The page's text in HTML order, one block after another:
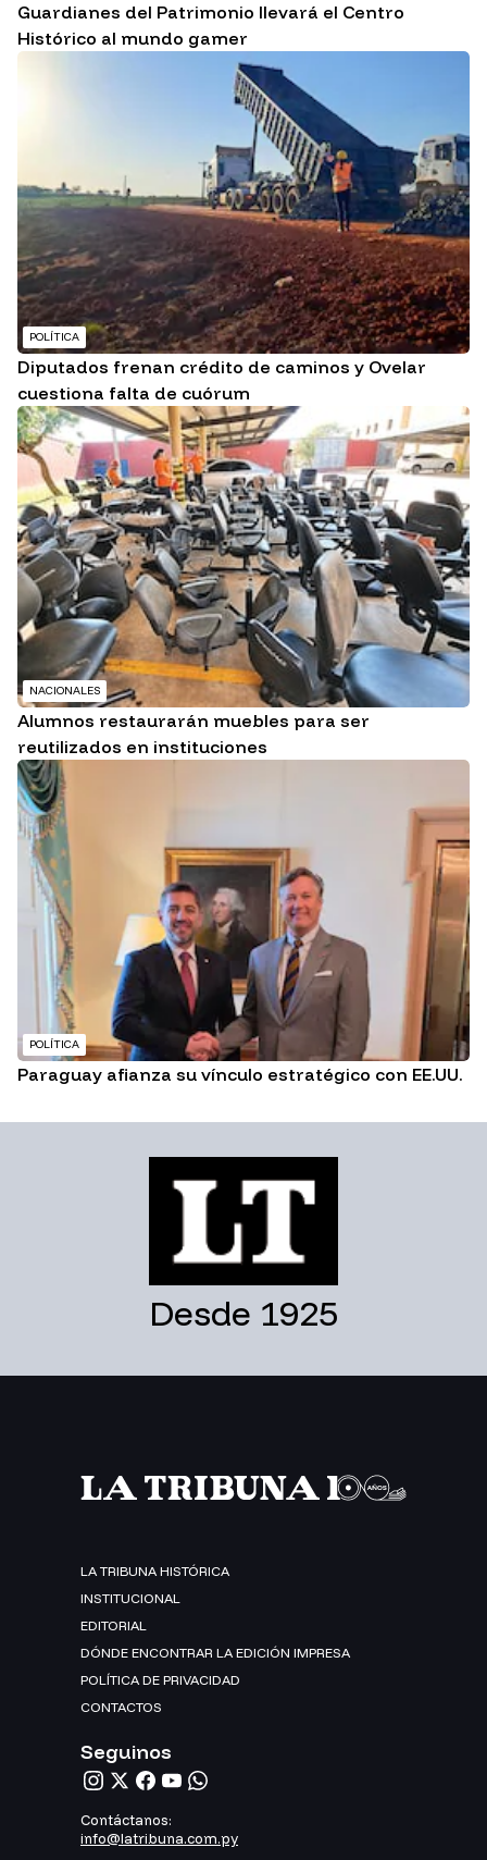
Guardianes del Patrimonio llevará el Centro
Histórico al mundo gamer
POLÍTICA
Diputados frenan crédito de caminos y Ovelar
cuestiona falta de cuórum
NACIONALES
Alumnos restaurarán muebles para ser
reutilizados en instituciones
POLÍTICA
Paraguay afianza su vínculo estratégico con EE.UU.
Desde 1925
LA TRIBUNA HISTÓRICA
INSTITUCIONAL
EDITORIAL
DÓNDE ENCONTRAR LA EDICIÓN IMPRESA
POLÍTICA DE PRIVACIDAD
CONTACTOS
Seguinos
Contáctanos:
info@latribuna.com.py